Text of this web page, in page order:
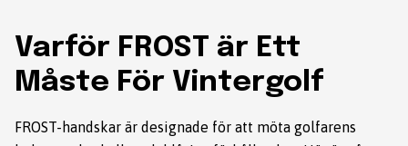
Varför FROST är Ett
Måste För Vintergolf
FROST-handskar är designade för att möta golfarens